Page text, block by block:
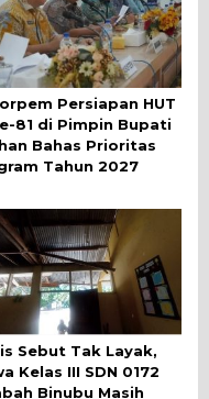
Persiapan HUT
81 di Pimpin Bupati
Bahas Prioritas
Tahun 2027
Sebut Tak Layak,
Kelas III SDN 0172
Binubu Masih